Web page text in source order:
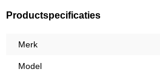
Productspecificaties
Merk
Model